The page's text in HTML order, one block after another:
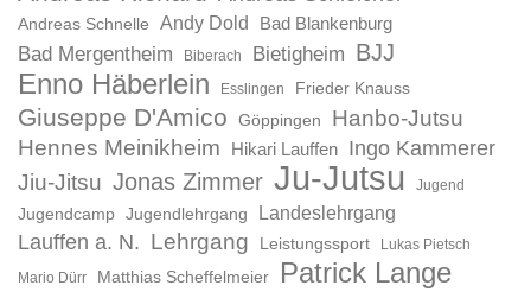
Andreas Schnelle Andy Dold Bad Blankenburg
Bad Mergentheim Biberach Bietigheim BJJ
Enno Häberlein Esslingen Frieder Knauss
Giuseppe D'Amico Göppingen
Hanbo-Jutsu
Hennes Meinikheim
Hikari Lauffen Ingo Kammerer
Jiu-Jitsu Jonas Zimmer Ju-Jutsu Jugend
Jugendcamp Jugendlehrgang Landeslehrgang
Lauffen a. N. Lehrgang Leistungssport
Lukas Pietsch
Mario Dürr
Matthias Scheffelmeier Patrick Lange